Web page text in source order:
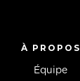
À PROPOS
Équipe